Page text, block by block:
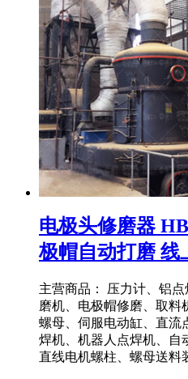
电极头修磨器
极帽自动打磨 线
主营商品： 压力计、铝
磨机、电极帽修磨、取料
螺母、伺服电动缸、直流
焊机、机器人点焊机、自
直线电机螺柱、螺母送料